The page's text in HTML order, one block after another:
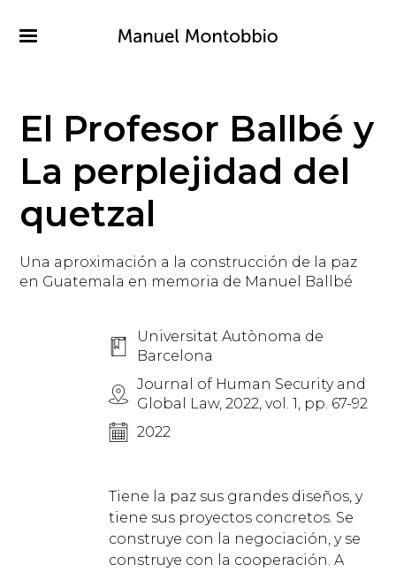
contenido
El Profesor Ballbé y
La perplejidad del
quetzal
Una aproximación a la construcción de la paz
en Guatemala en memoria de Manuel Ballbé
Universitat Autònoma de
Barcelona
Journal of Human Security and
Global Law, 2022, vol. 1, pp. 67-92
2022
Tiene la paz sus grandes diseños, y
tiene sus proyectos concretos. Se
construye con la negociación, y se
construye con la cooperación. A